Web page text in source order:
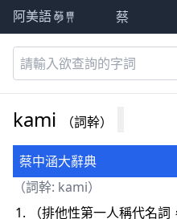
阿美語萌典 蔡
kami （詞幹）
蔡中涵大辭典
（詞幹: kami）
（排他性第一人稱代名